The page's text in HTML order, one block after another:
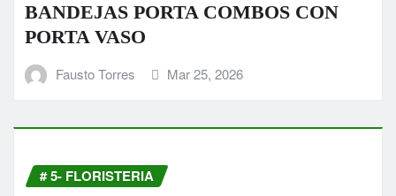
BANDEJAS PORTA COMBOS CON
PORTA VASO
Fausto Torres Mar 25, 2026
# 5- FLORISTERIA